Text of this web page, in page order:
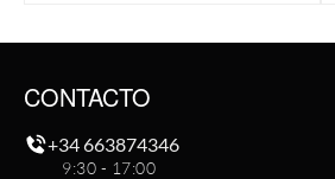
CONTACTO
+34 663874346
9:30 - 17:00